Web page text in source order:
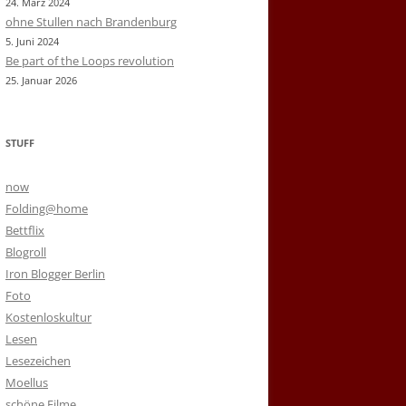
ohne Stullen nach Brandenburg
5. Juni 2024
Be part of the Loops revolution
25. Januar 2026
STUFF
now
Folding@home
Bettflix
Blogroll
Iron Blogger Berlin
Foto
Kostenloskultur
Lesen
Lesezeichen
Moellus